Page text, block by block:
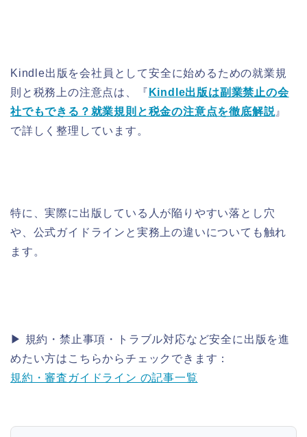
Kindle出版を会社員として安全に始めるための就業規
則と税務上の注意点は、『 Kindle出版は副業禁止の会
社でもできる？就業規則と税金の注意点を徹底解説』
で詳しく整理しています。
特に、実際に出版している人が陥りやすい落とし穴
や、公式ガイドラインと実務上の違いについても触れ
ます。
▶ 規約・禁止事項・トラブル対応など安全に出版を進
めたい方はこちらからチェックできます：
規約・審査ガイドライン の記事一覧